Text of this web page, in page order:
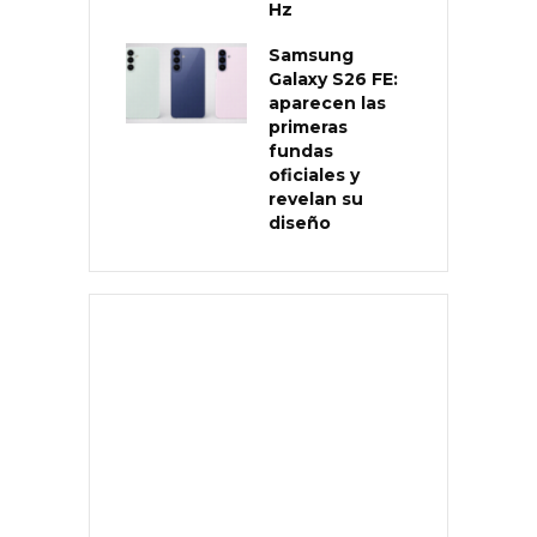
Hz
Samsung
Galaxy S26 FE:
aparecen las
primeras
fundas
oficiales y
revelan su
diseño